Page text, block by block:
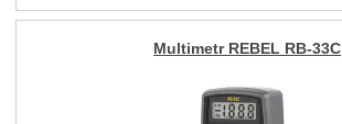
Multimetr REBEL RB-33C